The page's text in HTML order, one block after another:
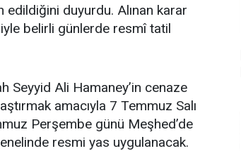
edildiğini duyurdu. Alınan karar
belirli günlerde resmî tatil
Seyyid Ali Hamaney’in cenaze
amacıyla 7 Temmuz Salı
Perşembe günü Meşhed’de
resmi yas uygulanacak.